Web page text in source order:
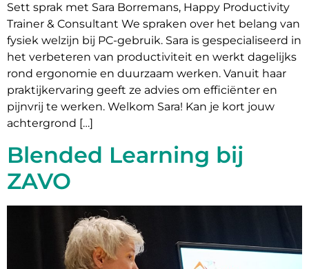
Sett sprak met Sara Borremans, Happy Productivity
Trainer & Consultant We spraken over het belang van
fysiek welzijn bij PC-gebruik. Sara is gespecialiseerd in
het verbeteren van productiviteit en werkt dagelijks
rond ergonomie en duurzaam werken. Vanuit haar
praktijkervaring geeft ze advies om efficiënter en
pijnvrij te werken. Welkom Sara! Kan je kort jouw
achtergrond […]
Blended Learning bij
ZAVO